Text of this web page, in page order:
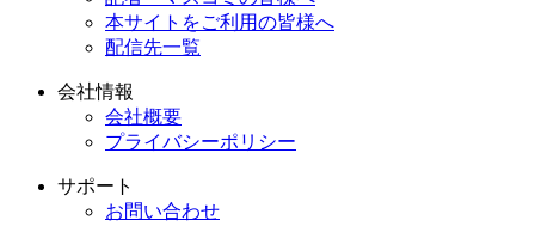
本サイトをご利用の皆様へ
配信先一覧
会社情報
会社概要
プライバシーポリシー
サポート
お問い合わせ